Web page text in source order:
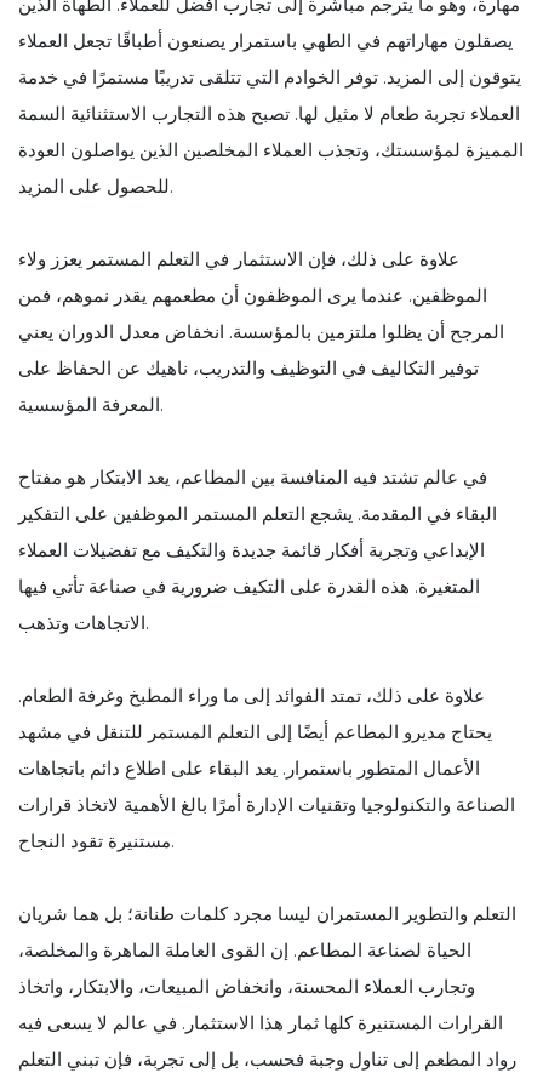
يصقلون مهاراتهم في الطهي باستمرار يصنعون أطباقًا تجعل العملاء
يتوقون إلى المزيد. توفر الخوادم التي تتلقى تدريبًا مستمرًا في خدمة
العملاء تجربة طعام لا مثيل لها. تصبح هذه التجارب الاستثنائية السمة
المميزة لمؤسستك، وتجذب العملاء المخلصين الذين يواصلون العودة
للحصول على المزيد.
علاوة على ذلك، فإن الاستثمار في التعلم المستمر يعزز ولاء
الموظفين. عندما يرى الموظفون أن مطعمهم يقدر نموهم، فمن
المرجح أن يظلوا ملتزمين بالمؤسسة. انخفاض معدل الدوران يعني
توفير التكاليف في التوظيف والتدريب، ناهيك عن الحفاظ على
المعرفة المؤسسية.
في عالم تشتد فيه المنافسة بين المطاعم، يعد الابتكار هو مفتاح
البقاء في المقدمة. يشجع التعلم المستمر الموظفين على التفكير
الإبداعي وتجربة أفكار قائمة جديدة والتكيف مع تفضيلات العملاء
المتغيرة. هذه القدرة على التكيف ضرورية في صناعة تأتي فيها
الاتجاهات وتذهب.
علاوة على ذلك، تمتد الفوائد إلى ما وراء المطبخ وغرفة الطعام.
يحتاج مديرو المطاعم أيضًا إلى التعلم المستمر للتنقل في مشهد
الأعمال المتطور باستمرار. يعد البقاء على اطلاع دائم باتجاهات
الصناعة والتكنولوجيا وتقنيات الإدارة أمرًا بالغ الأهمية لاتخاذ قرارات
مستنيرة تقود النجاح.
التعلم والتطوير المستمران ليسا مجرد كلمات طنانة؛ بل هما شريان
الحياة لصناعة المطاعم. إن القوى العاملة الماهرة والمخلصة،
وتجارب العملاء المحسنة، وانخفاض المبيعات، والابتكار، واتخاذ
القرارات المستنيرة كلها ثمار هذا الاستثمار. في عالم لا يسعى فيه
رواد المطعم إلى تناول وجبة فحسب، بل إلى تجربة، فإن تبني التعلم